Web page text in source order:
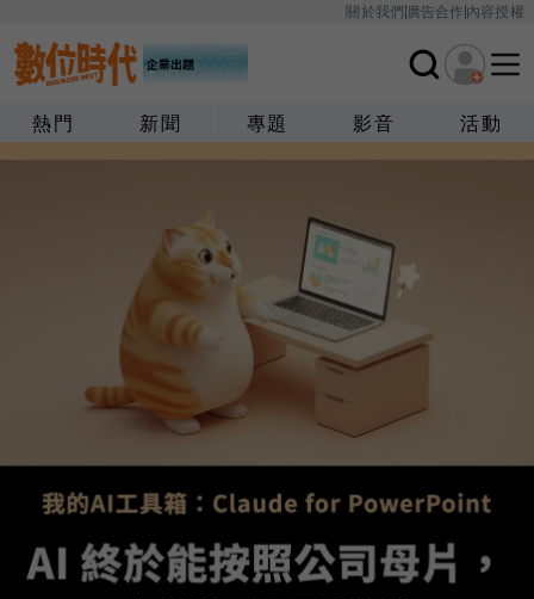
關於我們廣告合作內容授權
熱門 新聞 專題 影音 活動